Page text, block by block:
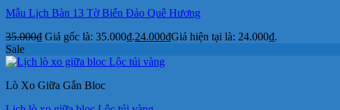
Mẫu Lịch Bàn 13 Tờ Biển Đảo Quê Hương
35.000₫ Giá gốc là: 35.000₫.24.000₫Giá hiện tại là: 24.000₫.
Sale
Lò Xo Giữa Gắn Bloc